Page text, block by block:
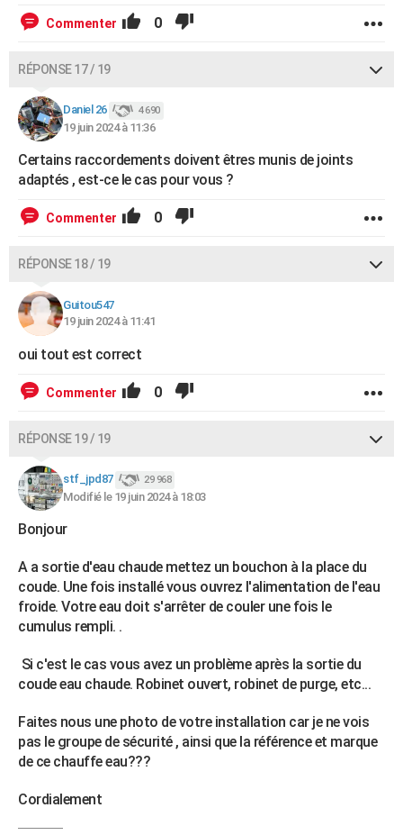
Commenter 0
RÉPONSE 17 / 19
Daniel 26 4 690
19 juin 2024 à 11:36
Certains raccordements doivent êtres munis de joints
adaptés , est-ce le cas pour vous ?
Commenter 0
RÉPONSE 18 / 19
Guitou547
19 juin 2024 à 11:41
oui tout est correct
Commenter 0
RÉPONSE 19 / 19
stf_jpd87 29 968
Modifié le 19 juin 2024 à 18:03
Bonjour
A a sortie d'eau chaude mettez un bouchon à la place du
coude. Une fois installé vous ouvrez l'alimentation de l'eau
froide. Votre eau doit s'arrêter de couler une fois le
cumulus rempli. .
Si c'est le cas vous avez un problème après la sortie du
coude eau chaude. Robinet ouvert, robinet de purge, etc...
Faites nous une photo de votre installation car je ne vois
pas le groupe de sécurité , ainsi que la référence et marque
de ce chauffe eau???
Cordialement